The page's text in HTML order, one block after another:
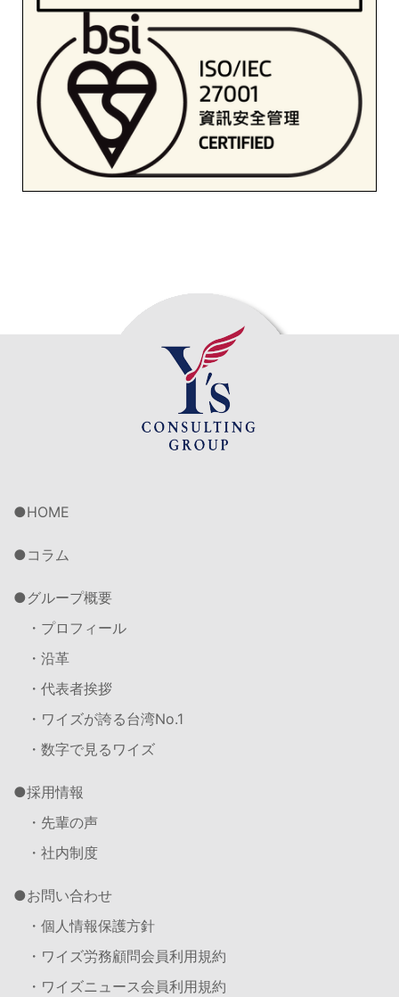
HOME
コラム
グループ概要
・プロフィール
・沿革
・代表者挨拶
・ワイズが誇る台湾No.1
・数字で見るワイズ
採用情報
・先輩の声
・社内制度
お問い合わせ
・個人情報保護方針
・ワイズ労務顧問会員利用規約
・ワイズニュース会員利用規約